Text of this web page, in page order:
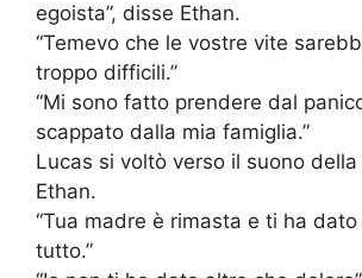
egoista”, disse Ethan.
“Temevo che le vostre vite
troppo difficili.”
“Mi sono fatto prendere dal
scappato dalla mia famiglia.”
Lucas si voltò verso il suono
Ethan.
“Tua madre è rimasta e ti ha
tutto.”